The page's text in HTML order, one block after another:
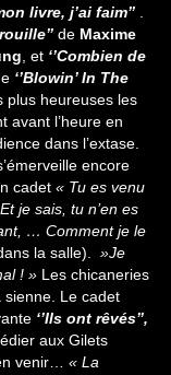
livre, j’ai faim’’
de Maxime
, et ‘’Combien de
‘’Blowin’ In The
plus heureuses les
avant l’heure en
dans l’extase.
encore
cadet « Tu es venu
je sais, tu n’en es
… Comment je le
la salle).
»Je
! » Les chicaneries
sienne. Le cadet
‘’Ils ont rêvés’’,
aux Gilets
venir…
« La